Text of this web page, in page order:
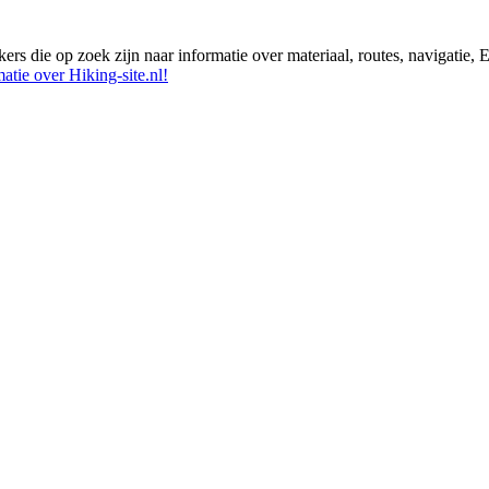
die op zoek zijn naar informatie over materiaal, routes,
over Hiking-site.nl!